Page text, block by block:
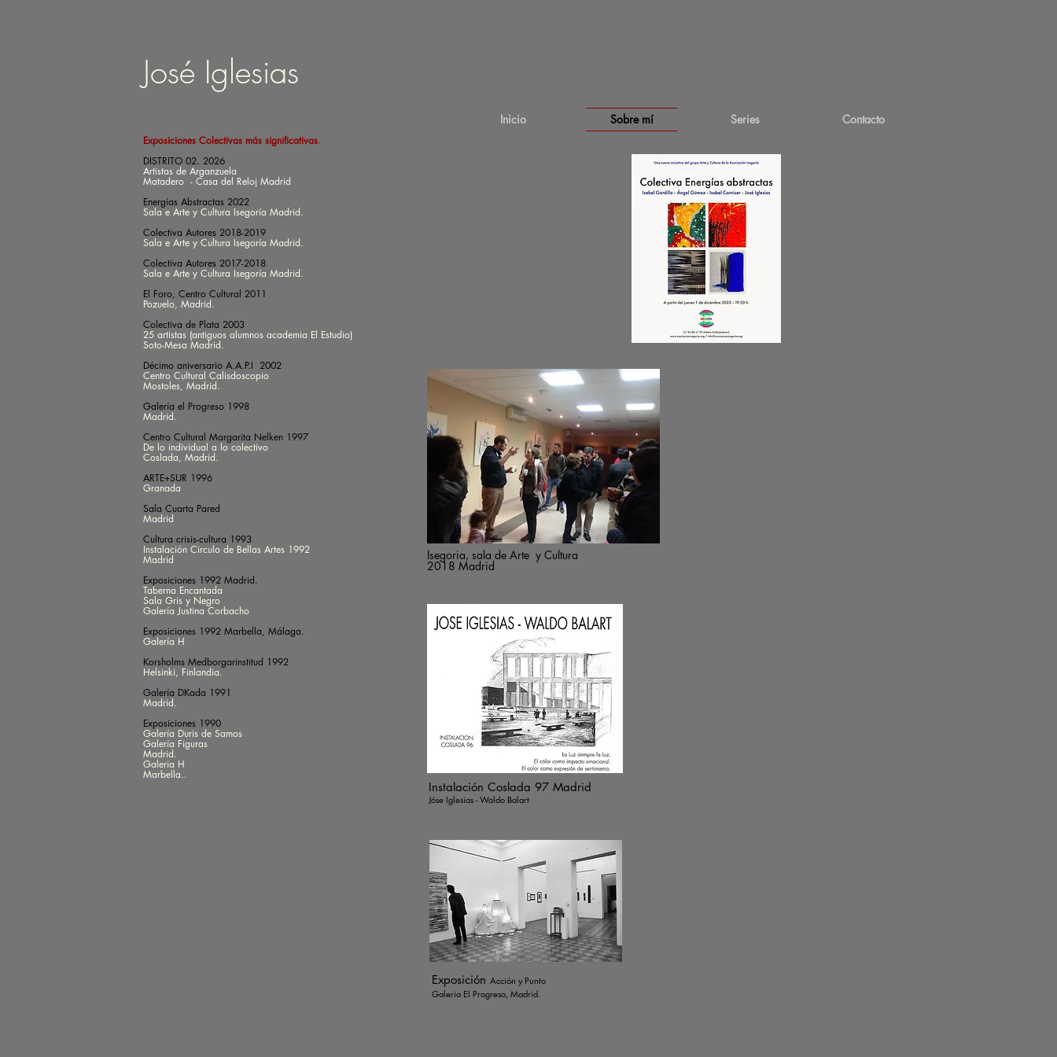
José Iglesias
Inicio Sobre mí Series Contacto
Exposiciones Colectivas más significativas.
DISTRITO 02. 2026
Artistas de Arganzuela
Matadero - Casa del Reloj Madrid
Energías Abstractas 2022
Sala e Arte y Cultura Isegoría Madrid.
Colectiva Autores 2018-2019
Sala e Arte y Cultura Isegoría Madrid.
Colectiva Autores 2017-2018
Sala e Arte y Cultura Isegoría Madrid.
El Foro, Centro Cultural 2011
Pozuelo, Madrid.
Colectiva de Plata 2003
25 artistas (antiguos alumnos academia El Estudio)
Soto-Mesa Madrid.
Décimo aniversario A.A.P.I 2002
Centro Cultural Calisdoscopio
Mostoles, Madrid.
Galería el Progreso 1998
Madrid.
Centro Cultural Margarita Nelken 1997
De lo individual a lo colectivo
Coslada, Madrid.
ARTE+SUR 1996
Granada
Sala Cuarta Pared
Madrid
Cultura crisis-cultura 1993
Instalación Circulo de Bellas Artes 1992
Madrid
Exposiciones 1992 Madrid.
Taberna Encantada
Sala Gris y Negro
Galería Justina Corbacho
Exposiciones 1992 Marbella, Málaga.
Galería H
Korsholms Medborgarinstitud 1992
Helsinki, Finlandia.
Galería DKada 1991
Madrid.
Exposiciones 1990
Galería Duris de Samos
Galería Figuras
Madrid.
Galeria H
Marbella..
Isegoria, sala de Arte y Cultura
2018 Madrid
Instalación Coslada 97 Madrid
Jóse Iglesias - Waldo Balart
Exposición Acción y Punto
Galeria El Progreso, Madrid.